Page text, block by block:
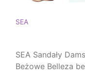
SEA
SEA Sandały
Beżowe Belleza